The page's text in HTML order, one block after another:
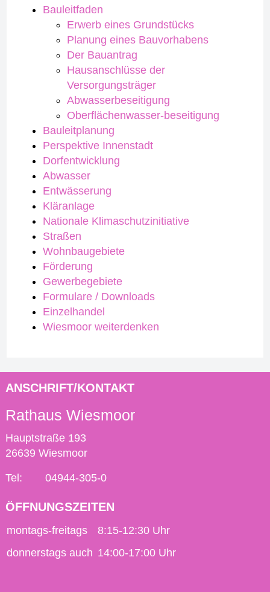
Bauleitfaden
Erwerb eines Grundstücks
Planung eines Bauvorhabens
Der Bauantrag
Hausanschlüsse der
Versorgungsträger
Abwasserbeseitigung
Oberflächenwasser-beseitigung
Bauleitplanung
Perspektive Innenstadt
Dorfentwicklung
Abwasser
Entwässerung
Kläranlage
Nationale Klimaschutzinitiative
Straßen
Wohnbaugebiete
Förderung
Gewerbegebiete
Formulare / Downloads
Einzelhandel
Wiesmoor weiterdenken
ANSCHRIFT/KONTAKT
Rathaus Wiesmoor
Hauptstraße 193
26639 Wiesmoor
Tel: 04944-305-0
ÖFFNUNGSZEITEN
montags-freitags
8:15-12:30 Uhr
donnerstags auch 14:00-17:00 Uhr